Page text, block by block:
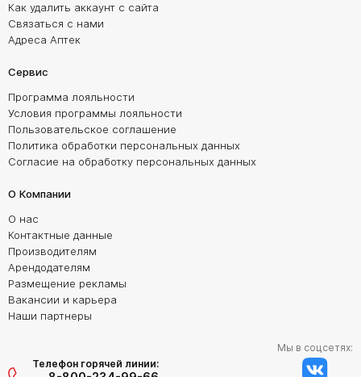
Как удалить аккаунт с сайта
Связаться с нами
Адреса Аптек
Сервис
Программа лояльности
Условия программы лояльности
Пользовательское соглашение
Политика обработки персональных данных
Согласие на обработку персональных данных
О Компании
О нас
Контактные данные
Производителям
Арендодателям
Размещение рекламы
Вакансии и карьера
Наши партнеры
Телефон горячей линии:
Мы в соцсетях: